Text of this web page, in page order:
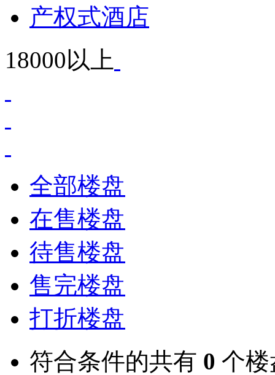
产权式酒店
18000以上
全部楼盘
在售楼盘
待售楼盘
售完楼盘
打折楼盘
符合条件的共有 0 个楼